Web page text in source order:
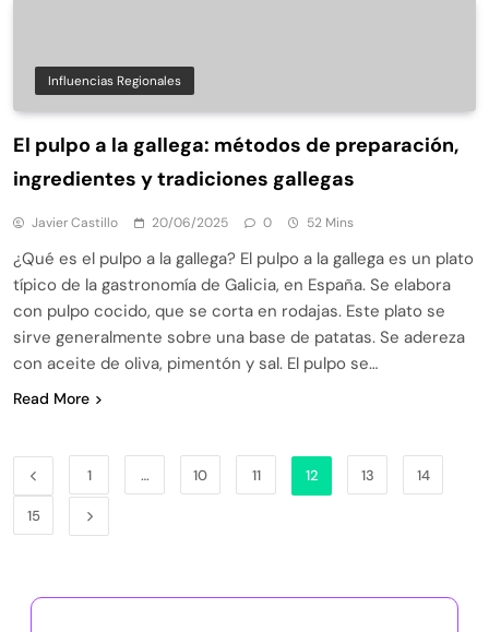
Influencias Regionales
El pulpo a la gallega: métodos de preparación,
ingredientes y tradiciones gallegas
Javier Castillo 20/06/2025 0 52 Mins
¿Qué es el pulpo a la gallega? El pulpo a la gallega es un plato
típico de la gastronomía de Galicia, en España. Se elabora
con pulpo cocido, que se corta en rodajas. Este plato se
sirve generalmente sobre una base de patatas. Se adereza
con aceite de oliva, pimentón y sal. El pulpo se…
Read More
1 … 10 11 12 13 14
15